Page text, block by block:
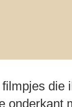
die
onderkant